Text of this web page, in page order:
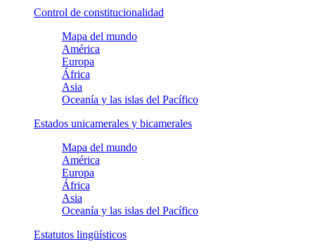
Control de constitucionalidad
Mapa del mundo
América
Europa
África
Asia
Oceanía y las islas del Pacífico
Estados unicamerales y bicamerales
Mapa del mundo
América
Europa
África
Asia
Oceanía y las islas del Pacífico
Estatutos lingüísticos